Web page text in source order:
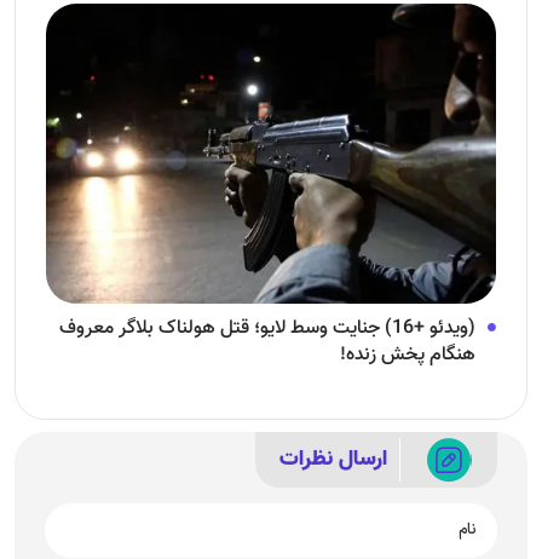
(ویدئو +16) جنایت وسط لایو؛ قتل هولناک بلاگر معروف
هنگام پخش زنده!
ارسال نظرات